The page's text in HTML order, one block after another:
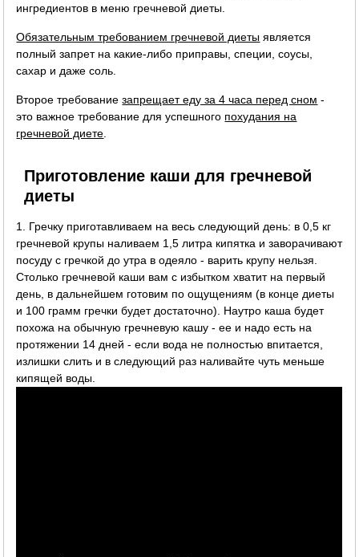
ингредиентов в меню гречневой диеты.
Обязательным требованием гречневой диеты является
полный запрет на какие-либо приправы, специи, соусы,
сахар и даже соль.
Второе требованиезапрещает еду за 4 часа перед сном -
это важное требование для успешного похудания на
гречневой диете
Приготовление каши для гречневой
диеты
1. Гречку приготавливаем на весь следующий день: в 0,5 кг
гречневой крупы наливаем 1,5 литра кипятка и заворачивают
посуду с гречкой до утра в одеяло - варить крупу нельзя.
Столько гречневой каши вам с избытком хватит на первый
день, в дальнейшем готовим по ощущениям (в конце диеты
и 100 грамм гречки будет достаточно). Наутро каша будет
похожа на обычную гречневую кашу - ее и надо есть на
протяжении 14 дней - если вода не полностью впитается,
излишки слить и в следующий раз наливайте чуть меньше
кипящей воды.